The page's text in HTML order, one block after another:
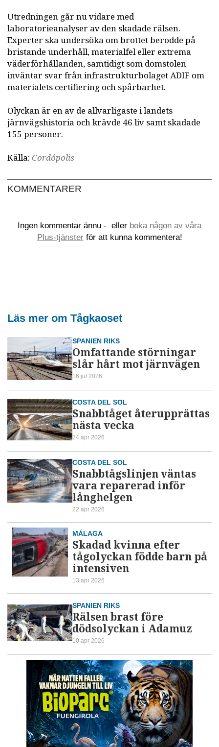
Utredningen går nu vidare med
laboratorieanalyser av den skadade rälsen.
Experter ska undersöka om brottet berodde på
bristande underhåll, materialfel eller extrema
väderförhållanden, samtidigt som domstolen
inväntar svar från infrastrukturbolaget ADIF om
materialets certifiering och spårbarhet.
Olyckan är en av de allvarligaste i landets
järnvägshistoria och krävde 46 liv samt skadade
155 personer.
Källa: Cordópolis
KOMMENTARER
Ingen kommentar ännu - eller boka någon av våra
Plus-tjänsterför att kunna kommentera!
Läs mer om Tågkaoset
SPANIEN RIKS
Omfattande störningar
slår hårt mot järnvägen
16 jul 2026
COSTA DEL SOL
Snabbtåget återupprättas
nästa vecka
24 apr 2026
COSTA DEL SOL
Snabbtågslinjen väntas
vara reparerad inför
långhelgen
22 apr 2026
MÁLAGA
Skadad kvinna efter
tågolyckan födde barn på
intensiven
13 apr 2026
SPANIEN RIKS
Rälsen brast före
dödsolyckan i Adamuz
10 apr 2026